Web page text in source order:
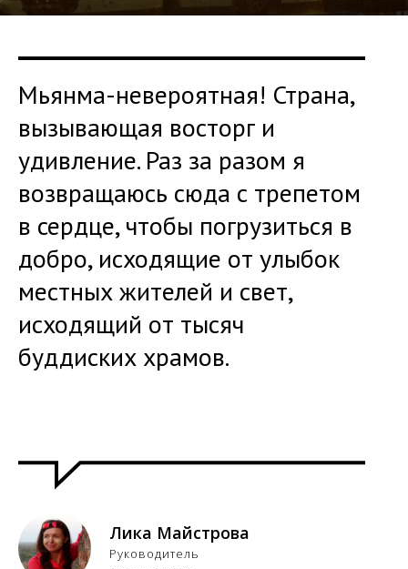
Мьянма-невероятная! Страна,
вызывающая восторг и
удивление. Раз за разом я
возвращаюсь сюда с трепетом
в сердце, чтобы погрузиться в
добро, исходящие от улыбок
местных жителей и свет,
исходящий от тысяч
буддиских храмов.
Лика Майстрова
Руководитель